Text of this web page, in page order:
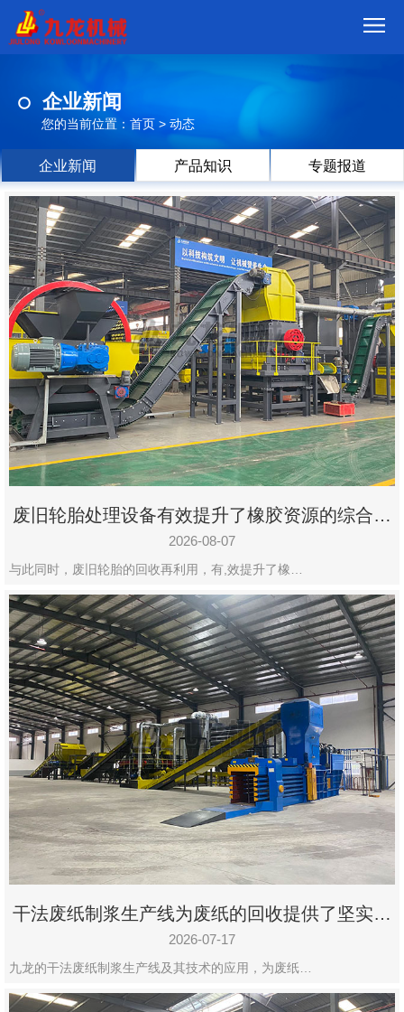
品
视
频
现
场
方
案
动
态
联
系
郑
州
市
九
设
有
限
公
司
豫
ICP
备
19020390
号-1
企业新闻
您的当前位置： 首页 > 动态
企业新闻 产品知识 专题报道
废旧轮胎处理设备有效提升了橡胶资源的综合利
用率
2026-08-07
与此同时，废旧轮胎的回收再利用，有,效提升了橡…
干法废纸制浆生产线为废纸的回收提供了坚实的
保障
2026-07-17
九龙的干法废纸制浆生产线及其技术的应用，为废纸…